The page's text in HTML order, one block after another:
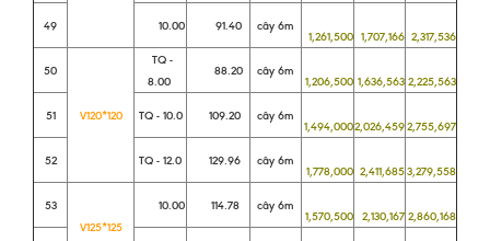
49 10.00 91.40 cây 6m
1,261,500 1,707,166 2,317,536
50
V120*120
TQ -
8.00
88.20 cây 6m
1,206,500 1,636,563 2,225,563
51 TQ - 10.0 109.20 cây 6m
1,494,0002,026,4592,755,697
52 TQ - 12.0 129.96 cây 6m
1,778,000 2,411,6853,279,558
53
V125*125
10.00 114.78 cây 6m
1,570,500 2,130,167 2,860,168